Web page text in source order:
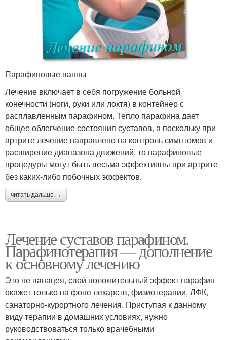
Парафиновые ванны
Лечение включает в себя погружение больной
конечности (ноги, руки или локтя) в контейнер с
расплавленным парафином. Тепло парафина дает
общее облегчение состояния суставов, а поскольку при
артрите лечение направлено на контроль симптомов и
расширение диапазона движений, то парафиновые
процедуры могут быть весьма эффективны при артрите
без каких-либо побочных эффектов.
читать дальше →
Лечение суставов парафином.
Парафинотерапия — дополнение
к основному лечению
Это не панацея, свой положительный эффект парафин
окажет только на фоне лекарств, физиотерапии, ЛФК,
санаторно-курортного лечения. Приступая к данному
виду терапии в домашних условиях, нужно
руководствоваться только врачебными